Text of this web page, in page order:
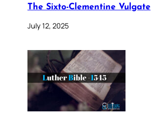
The Sixto-Clementine Vulgate
July 12, 2025